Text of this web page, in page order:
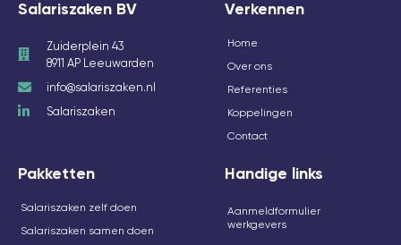
Salariszaken BV
Zuiderplein 43
8911 AP Leeuwarden
info@salariszaken.nl
Salariszaken
Verkennen
Home
Over ons
Referenties
Koppelingen
Contact
Pakketten
Salariszaken zelf doen
Salariszaken samen doen
Handige links
Aanmeldformulier
werkgevers